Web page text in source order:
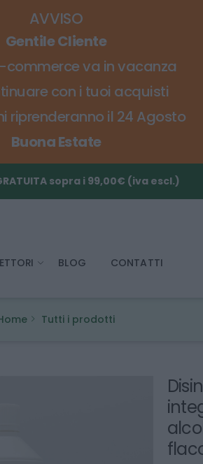
AVVISO
Gentile Cliente
commerce va in vacanza
con i tuoi acquisti
riprenderanno il 24 Agosto
Buona Estate
sopra i 99,00€ (iva escl.)
BLOG CONTATTI
Tutti i prodotti